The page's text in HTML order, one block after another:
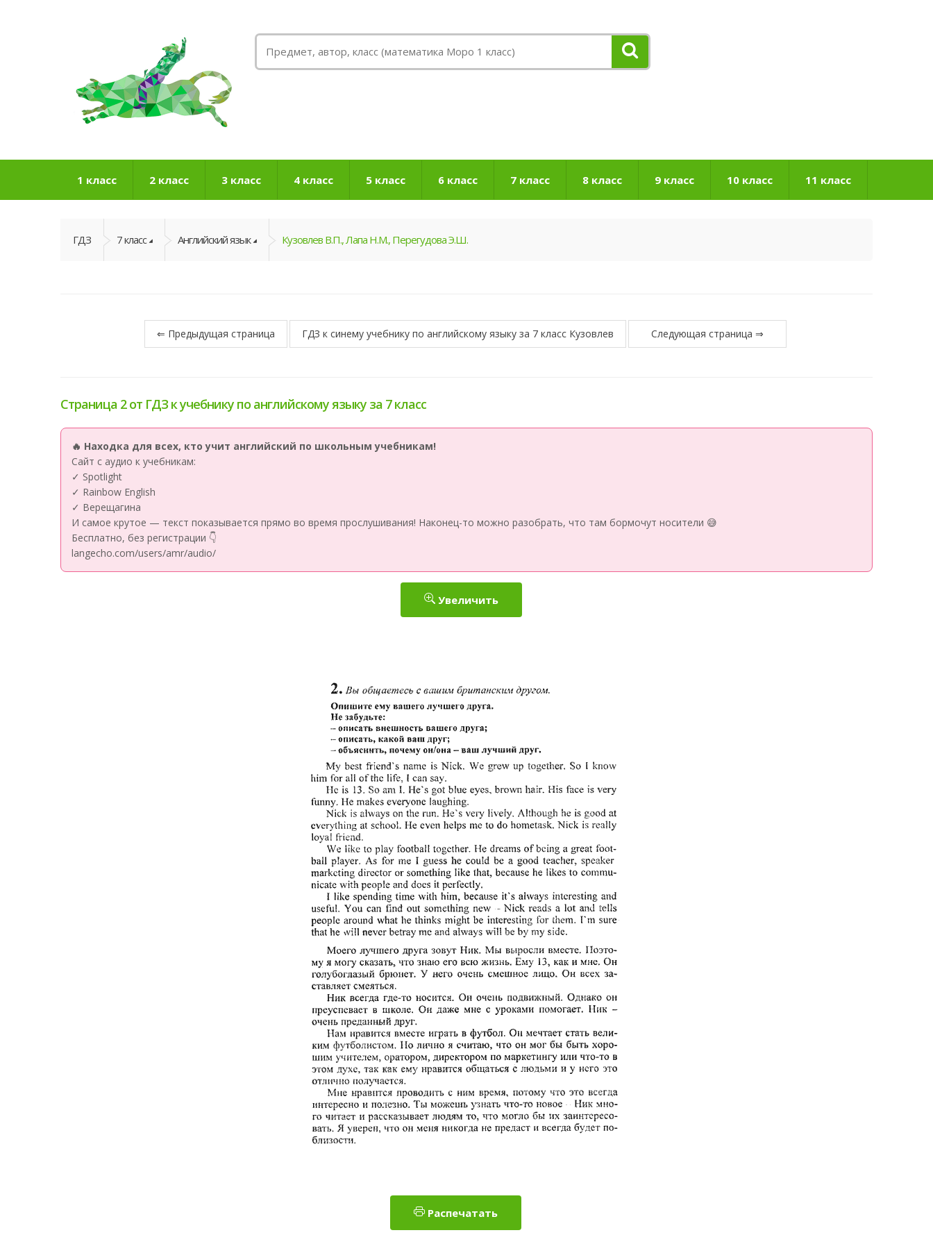
1 класс 2 класс 3 класс 4 класс 5 класс 6 класс 7 класс 8 класс 9 класс 10 класс 11 класс
ГДЗ 7 класс Английский язык Кузовлев В.П., Лапа Н.М., Перегудова Э.Ш.
⇐ Предыдущая страница ГДЗ к синему учебнику по английскому языку за 7 класс Кузовлев Следующая страница ⇒
Страница 2 от ГДЗ к учебнику по английскому языку за 7 класс
🔥 Находка для всех, кто учит английский по школьным учебникам!
Сайт с аудио к учебникам:
✓ Spotlight
✓ Rainbow English
✓ Верещагина
И самое крутое — текст показывается прямо во время прослушивания! Наконец-то можно разобрать, что там бормочут носители 😅
Бесплатно, без регистрации 👇
langecho.com/users/amr/audio/
Увеличить
Распечатать